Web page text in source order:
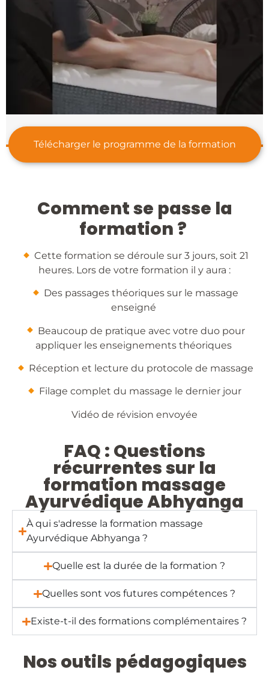
Télécharger le programme de la formation
Comment se passe la
formation ?
​ Cette formation se déroule sur 3 jours, soit 21
heures. Lors de votre formation il y aura :
​ Des passages théoriques sur le massage
enseigné
​ Beaucoup de pratique avec votre duo pour
appliquer les enseignements théoriques
​ Réception et lecture du protocole de massage
​ Filage complet du massage le dernier jour
Vidéo de révision envoyée
FAQ : Questions
récurrentes sur la
formation massage
Ayurvédique Abhyanga
À qui s'adresse la formation massage
Ayurvédique Abhyanga ?​
Quelle est la durée de la formation ?
Quelles sont vos futures compétences ?
Existe-t-il des formations complémentaires ?
Nos outils pédagogiques